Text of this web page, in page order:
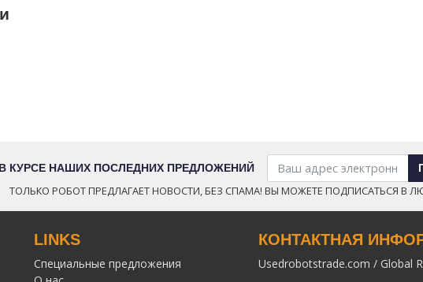
КУРСЕ НАШИХ ПОСЛЕДНИХ ПРЕДЛОЖЕНИЙ
ТОЛЬКО РОБОТ ПРЕДЛАГАЕТ НОВОСТИ, БЕЗ СПАМА! ВЫ МОЖЕТЕ ПОДПИСАТЬСЯ В
LINKS
Специальные предложения
КОНТАКТНАЯ
Usedrobotstrade.com / Global